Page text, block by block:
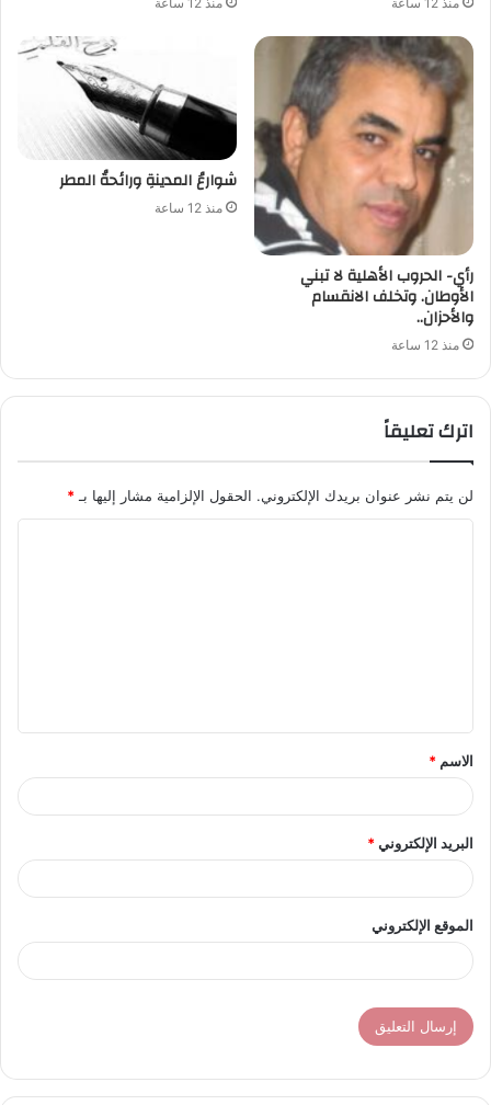
رأي- الحروب الأهلية لا تبني
الأوطان. وتخلف الانقسام
والأحزان..
منذ 12 ساعة
شوارعُ المدينةِ ورائحةُ المطر
منذ 12 ساعة
اترك تعليقاً
لن يتم نشر عنوان بريدك الإلكتروني. الحقول الإلزامية مشار إليها بـ *
ق
*
الاسم *
البريد الإلكتروني*
الموقع الإلكتروني